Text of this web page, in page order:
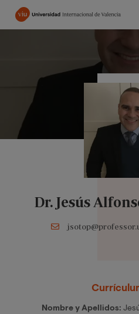
Pasar
Dr. Jesús
Nombre y Apellidos: